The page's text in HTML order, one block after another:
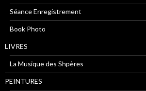
Séance Enregistrement
Book Photo
LIVRES
La Musique des Shpères
PEINTURES